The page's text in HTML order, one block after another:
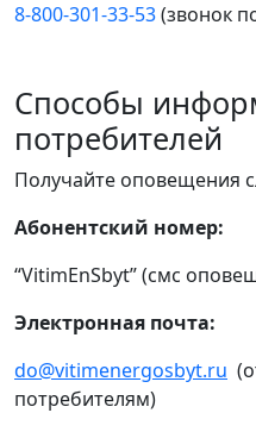
8-800-301-33-53(звонок
Способы
потребителей
Получайте оповещения
Абонентский номер:
“VitimEnSbyt” (смс
Электронная почта:
do@vitimenergosbyt.ru
потребителям)